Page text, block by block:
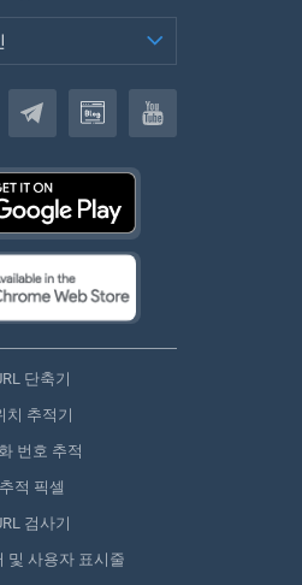
단축기
치 추적기
번호 추적
추적 픽셀
검사기
및 사용자 표시줄